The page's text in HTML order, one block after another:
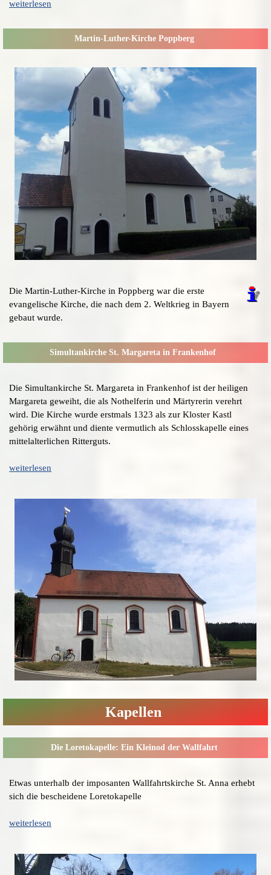
weiterlesen
Martin-Luther-Kirche Poppberg
Die Martin-Luther-Kirche in Poppberg war die erste
evangelische Kirche, die nach dem 2. Weltkrieg in Bayern
gebaut wurde.
Simultankirche St. Margareta in Frankenhof
Die Simultankirche St. Margareta in Frankenhof ist der heiligen
Margareta geweiht, die als Nothelferin und Märtyrerin verehrt
wird. Die Kirche wurde erstmals 1323 als zur Kloster Kastl
gehörig erwähnt und diente vermutlich als Schlosskapelle eines
mittelalterlichen Ritterguts.
weiterlesen
Kapellen
Die Loretokapelle: Ein Kleinod der Wallfahrt
Etwas unterhalb der imposanten Wallfahrtskirche St. Anna erhebt
sich die bescheidene Loretokapelle
weiterlesen